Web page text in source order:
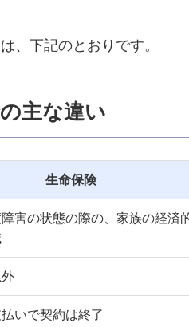
、下記のとおりです。
主な違い
生命保険
害の状態の際の、家族の経済
いで契約は終了